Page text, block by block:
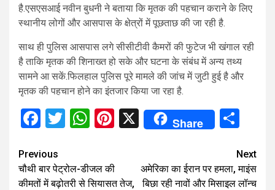
है.एसएसआई नवीन बुधनी ने बताया कि मृतक की पहचान कराने के लिए
स्थानीय लोगों और आसपास के क्षेत्रों में पूछताछ की जा रही है.
साथ ही पुलिस आसपास लगे सीसीटीवी कैमरों की फुटेज भी खंगाल रही
है ताकि मृतक की शिनाख्त हो सके और घटना के संबंध में अन्य तथ्य
सामने आ सकें.फिलहाल पुलिस पूरे मामले की जांच में जुटी हुई है और
मृतक की पहचान होने का इंतजार किया जा रहा है.
Facebook
Twitter
WhatsApp
Pinterest
X Share
Continue
Reading
Previous
चौथी बार पेट्रोल-डीजल की
कीमतों में बढ़ोतरी से सियासत तेज,
Next
अमेरिका का ईरान पर हमला, माइंस
बिछा रही नावों और मिसाइल लॉन्च